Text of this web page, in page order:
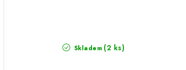
Skladem (2 ks)